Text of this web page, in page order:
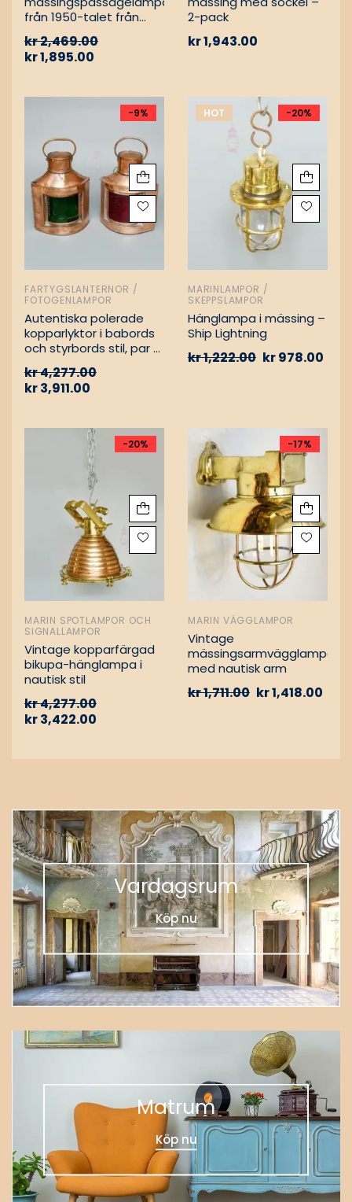
från 1950-talet från
kr2,469.00
kr1,895.00
2-pack
kr1,943.00
-9%
FARTYGSLANTERNOR /
FOTOGENLAMPOR
Autentiska polerade
kopparlyktor i babords
och styrbords stil, par –
oljelampor
kr4,277.00
kr3,911.00
HOT -20%
MARINLAMPOR /
SKEPPSLAMPOR
Hänglampa i mässing –
Ship Lightning
kr1,222.00 kr978.00
-20%
MARIN SPOTLAMPOR OCH
SIGNALLAMPOR
Vintage kopparfärgad
bikupa-hänglampa i
nautisk stil
kr4,277.00
kr3,422.00
-17%
MARIN VÄGGLAMPOR
Vintage
mässingsarmvägglampa
med nautisk arm
kr1,711.00 kr1,418.00
Vardagsrum
Köp nu
Matrum
Köp nu